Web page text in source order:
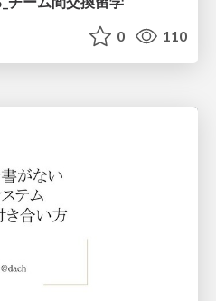
0 110